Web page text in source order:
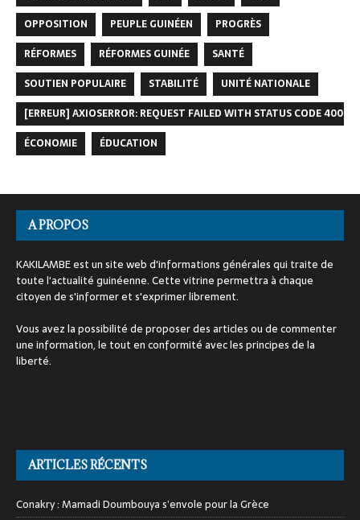
OPPOSITION
PEUPLE GUINÉEN
PROGRÈS
RÉFORMES
RÉFORMES GUINÉE
SANTÉ
SOUTIEN POPULAIRE
STABILITÉ
UNITÉ NATIONALE
[ERREUR] AXIOSERROR: REQUEST FAILED WITH STATUS CODE 400
ÉCONOMIE
ÉDUCATION
A PROPOS
KAKILAMBE est un site web d'informations générales qui traite de
toute l'actualité guinéenne. Cette vitrine permettra à chaque
citoyen de s'informer et s'exprimer librement.
Vous avez la possibilité de proposer des articles ou de commenter
une information, le tout en conformité avec les principes de la
liberté.
ARTICLES RÉCENTS
Conakry : Mamadi Doumbouya s’envole pour la Grèce